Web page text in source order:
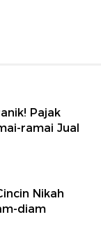
Pajak
ramai Jual
Nikah
diam